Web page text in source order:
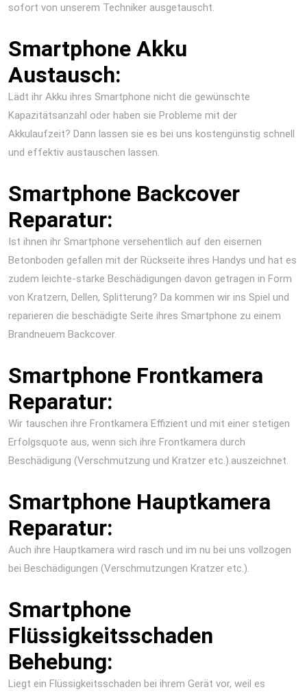
sofort von unserem Techniker ausgetauscht.
Smartphone Akku
Austausch:
Lädt ihr Akku ihres Smartphone nicht die gewünschte
Kapazitätsanzahl oder haben sie Probleme mit der
Akkulaufzeit? Dann lassen sie es bei uns kostengünstig schnell
und effektiv austauschen lassen.
Smartphone Backcover
Reparatur:
Ist ihnen ihr Smartphone versehentlich auf den eisernen
Betonboden gefallen mit der Rückseite ihres Handys und hat es
zudem leichte-starke Beschädigungen davon getragen in Form
von Kratzern, Dellen, Splitterung? Da kommen wir ins Spiel und
reparieren die beschädigte Seite ihres Smartphone zu einem
Brandneuem Backcover.
Smartphone Frontkamera
Reparatur:
Wir tauschen ihre Frontkamera Effizient und mit einer stetigen
Erfolgsquote aus, wenn sich ihre Frontkamera durch
Beschädigung (Verschmutzung und Kratzer etc.).auszeichnet.
Smartphone Hauptkamera
Reparatur:
Auch ihre Hauptkamera wird rasch und im nu bei uns vollzogen
bei Beschädigungen (Verschmutzungen Kratzer etc.).
Smartphone
Flüssigkeitsschaden
Behebung:
Liegt ein Flüssigkeitsschaden bei ihrem Gerät vor, weil es